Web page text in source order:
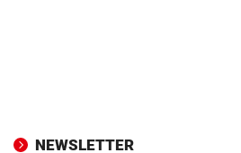
NEWSLETTER